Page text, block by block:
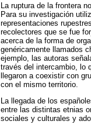
La ruptura de la frontera
Para su investigación
representaciones
recolectores que se fue
acerca de la forma de
genéricamente llamados
ejemplo, las autoras
través del intercambio, lo
llegaron a coexistir con
con el mismo territorio.
La llegada de los
entre las distintas etnias
sociales y culturales y